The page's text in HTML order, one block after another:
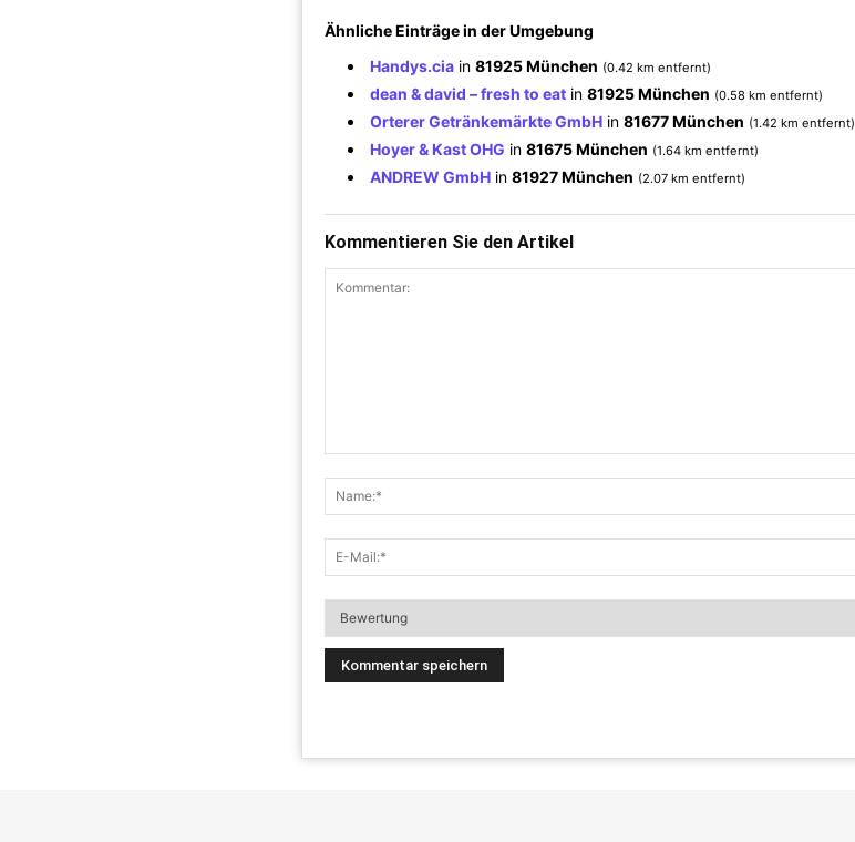
Ähnliche Einträge in der Umgebung
Handys.cia in 81925 München (0.42 km entfernt)
dean & david – fresh to eat in 81925 München (0.58 km entfernt)
Orterer Getränkemärkte GmbH in 81677 München (1.42 km entfernt)
Hoyer & Kast OHG in 81675 München (1.64 km entfernt)
ANDREW GmbH in 81927 München (2.07 km entfernt)
Kommentieren Sie den Artikel